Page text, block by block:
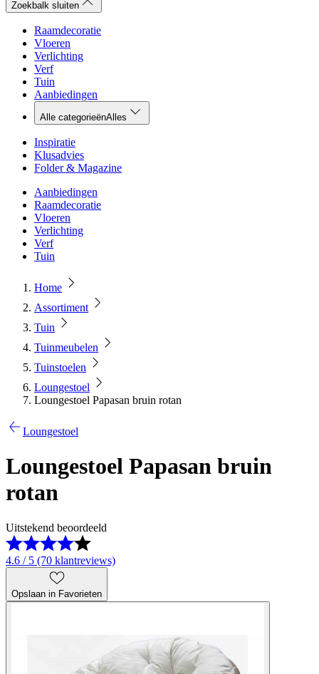
Zoekbalk sluiten
Raamdecoratie
Vloeren
Verlichting
Verf
Tuin
Aanbiedingen
Alle categorieënAlles
Inspiratie
Klusadvies
Folder & Magazine
Aanbiedingen
Raamdecoratie
Vloeren
Verlichting
Verf
Tuin
Home
Assortiment
Tuin
Tuinmeubelen
Tuinstoelen
Loungestoel
Loungestoel Papasan bruin rotan
Loungestoel
Loungestoel Papasan bruin
rotan
Uitstekend beoordeeld
4.6 / 5 (70 klantreviews)
Opslaan in Favorieten